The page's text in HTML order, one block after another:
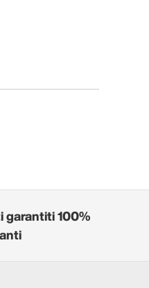
garantiti 100%